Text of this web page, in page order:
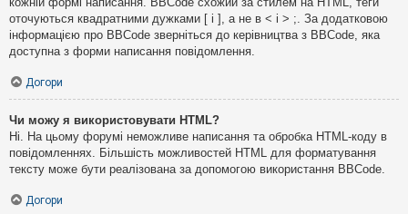
оточуються квадратними дужками [ і ], а не в < і > ;. За додатковою
інформацією про BBCode зверніться до керівництва з BBCode, яка
доступна з форми написання повідомлення.
Догори
Чи можу я використовувати HTML?
Ні. На цьому форумі неможливе написання та обробка HTML-коду в
повідомленнях. Більшість можливостей HTML для форматування
тексту може бути реалізована за допомогою використання BBCode.
Догори